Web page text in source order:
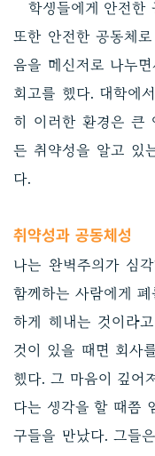
학생들에게 안전한
또한 안전한 공동체
음을 메신저로 나누
회고를 했다. 대학에
히 이러한 환경은 큰
든 취약성을 알고 있
다.
취약성과 공동체성
나는 완벽주의가 심
함께하는 사람에게
하게 해내는 것이라
것이 있을 때면 회사
했다. 그 마음이 깊어
다는 생각을 할 때쯤
구들을 만났다. 그들